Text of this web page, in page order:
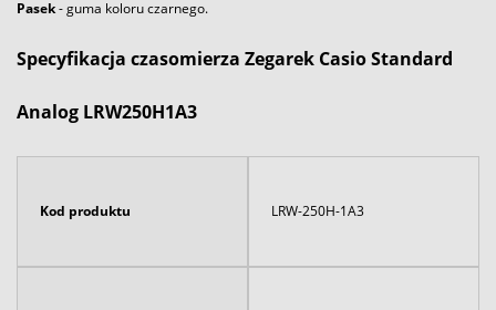
Pasek- guma koloru czarnego.
Specyfikacja czasomierza Zegarek Casio Standard
Analog LRW250H1A3
Kod produktu LRW-250H-1A3